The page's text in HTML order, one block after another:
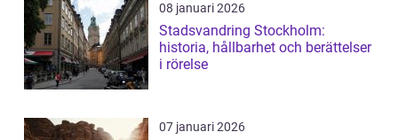
08 januari 2026
Stadsvandring Stockholm:
historia, hållbarhet och berättelser
i rörelse
07 januari 2026